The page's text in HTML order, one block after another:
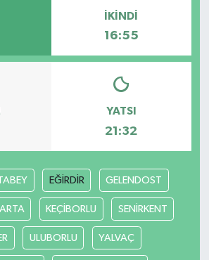
İKINDI
16:55
YATSI
21:32
EĞİRDİR GELENDOST
KEÇİBORLU SENİRKENT
ULUBORLU YALVAÇ